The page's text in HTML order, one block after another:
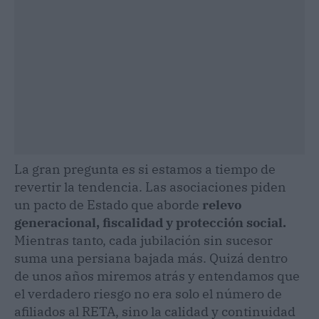
La gran pregunta es si estamos a tiempo de
revertir la tendencia. Las asociaciones piden
un pacto de Estado que aborde relevo
generacional, fiscalidad y protección social.
Mientras tanto, cada jubilación sin sucesor
suma una persiana bajada más. Quizá dentro
de unos años miremos atrás y entendamos que
el verdadero riesgo no era solo el número de
afiliados al RETA, sino la calidad y continuidad